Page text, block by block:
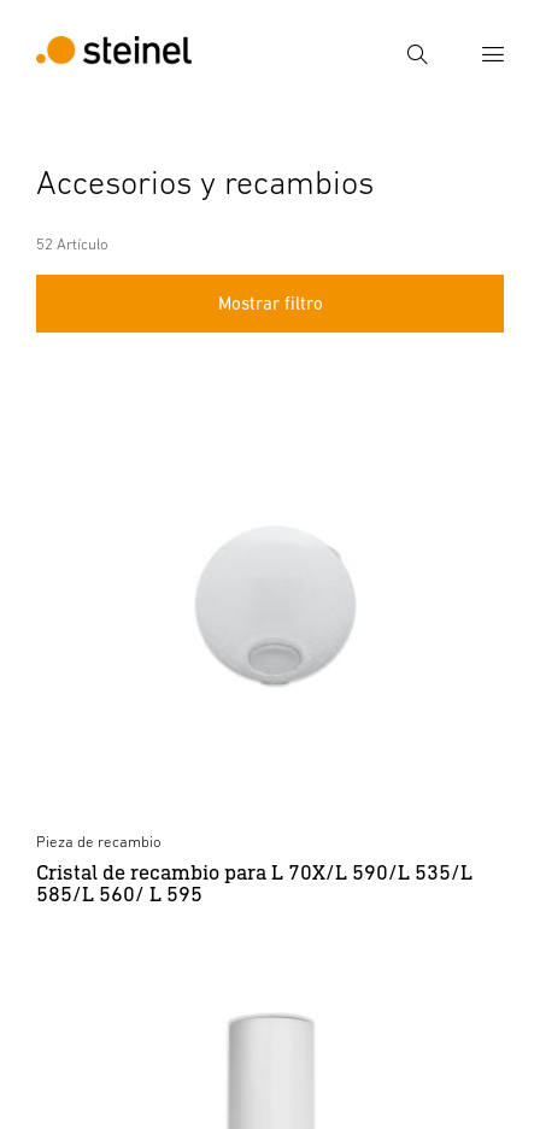
Búsqueda
Búsqueda
Accesorios y recambios
52 Artículo
Mostrar filtro
Pieza de recambio
Cristal de recambio para L 70X/L 590/L 535/L
585/L 560/ L 595